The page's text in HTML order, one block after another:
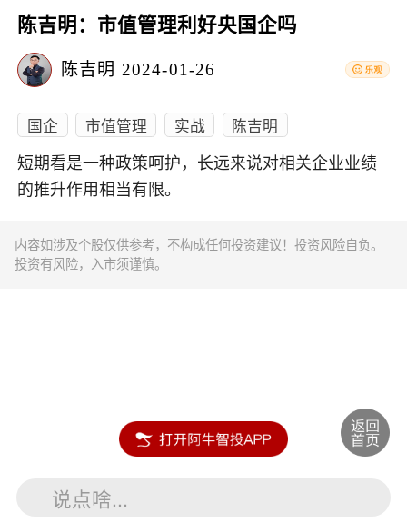
陈吉明：市值管理利好央国企吗
陈吉明 2024-01-26
国企 市值管理 实战 陈吉明
短期看是一种政策呵护，长远来说对相关企业业绩
的推升作用相当有限。
内容如涉及个股仅供参考，不构成任何投资建议！投资风险自负。
投资有风险，入市须谨慎。
说点啥...